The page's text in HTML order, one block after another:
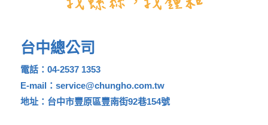
台中總公司
電話：04-2537 1353
E-mail：service@chungho.com.tw
地址：台中市豐原區豐南街92巷154號